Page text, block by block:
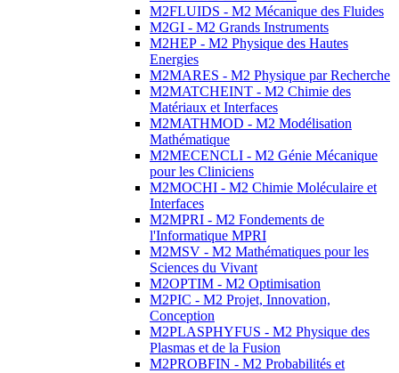
M2FLUIDS - M2 Mécanique des Fluides
M2GI - M2 Grands Instruments
M2HEP - M2 Physique des Hautes
Energies
M2MARES - M2 Physique par Recherche
M2MATCHEINT - M2 Chimie des
Matériaux et Interfaces
M2MATHMOD - M2 Modélisation
Mathématique
M2MECENCLI - M2 Génie Mécanique
pour les Cliniciens
M2MOCHI - M2 Chimie Moléculaire et
Interfaces
M2MPRI - M2 Fondements de
l'Informatique MPRI
M2MSV - M2 Mathématiques pour les
Sciences du Vivant
M2OPTIM - M2 Optimisation
M2PIC - M2 Projet, Innovation,
Conception
M2PLASPHYFUS - M2 Physique des
Plasmas et de la Fusion
M2PROBFIN - M2 Probabilités et